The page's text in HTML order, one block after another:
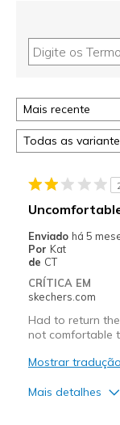
Enviado há 5
Por Kat
de CT
CRÍTICA EM
skechers.com
Had to return
not comfortable
Mostrar tradução
Mais detalhes